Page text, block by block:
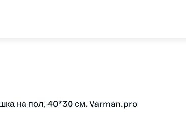
на пол, 40*30 см, Varman.pro